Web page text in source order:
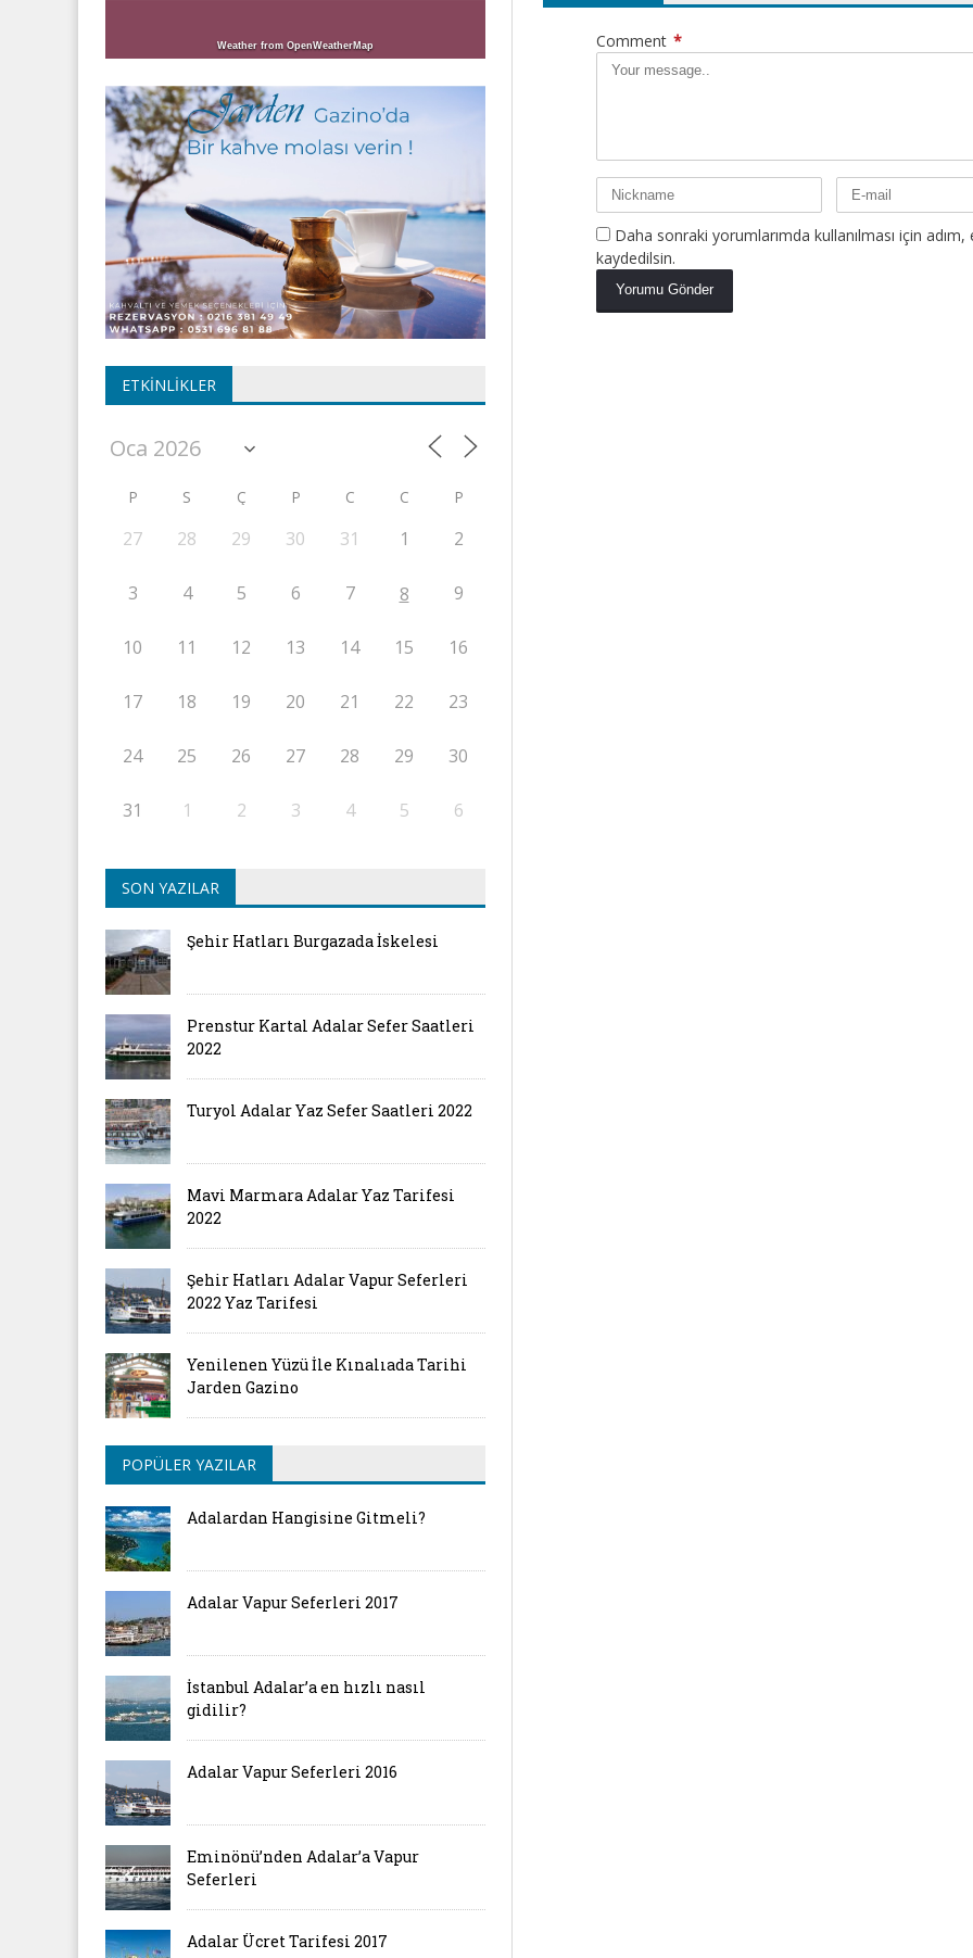
Comment *
Daha sonraki yorumlarımda kullanılması için
kaydedilsin.
Weather from OpenWeatherMap
ETKINLIKLER
P S Ç P C C P
27 28 29 30 31 1 2
3 4 5 6 7 8 9
10 11 12 13 14 15 16
17 18 19 20 21 22 23
24 25 26 27 28 29 30
31 1 2 3 4 5 6
SON YAZILAR
Şehir Hatları Burgazada İskelesi
Prenstur Kartal Adalar Sefer Saatleri
2022
Turyol Adalar Yaz Sefer Saatleri 2022
Mavi Marmara Adalar Yaz Tarifesi
2022
Şehir Hatları Adalar Vapur Seferleri
2022 Yaz Tarifesi
Yenilenen Yüzü İle Kınalıada Tarihi
Jarden Gazino
POPÜLER YAZILAR
Adalardan Hangisine Gitmeli?
Adalar Vapur Seferleri 2017
İstanbul Adalar’a en hızlı nasıl
gidilir?
Adalar Vapur Seferleri 2016
Eminönü’nden Adalar’a Vapur
Seferleri
Adalar Ücret Tarifesi 2017